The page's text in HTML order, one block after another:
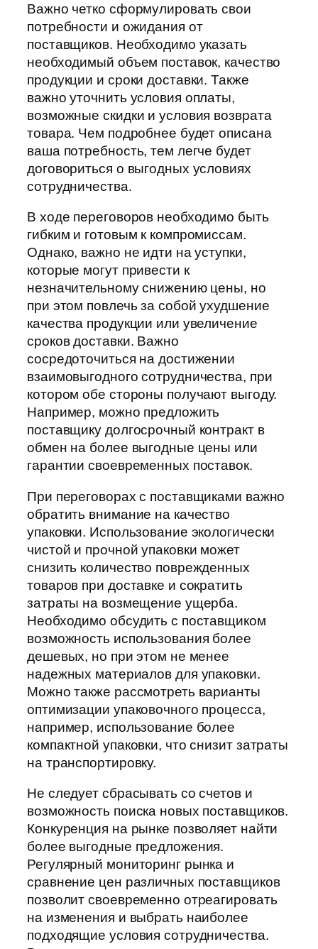
Важно четко сформулировать свои
потребности и ожидания от
поставщиков. Необходимо указать
необходимый объем поставок, качество
продукции и сроки доставки. Также
важно уточнить условия оплаты,
возможные скидки и условия возврата
товара. Чем подробнее будет описана
ваша потребность, тем легче будет
договориться о выгодных условиях
сотрудничества.
В ходе переговоров необходимо быть
гибким и готовым к компромиссам.
Однако, важно не идти на уступки,
которые могут привести к
незначительному снижению цены, но
при этом повлечь за собой ухудшение
качества продукции или увеличение
сроков доставки. Важно
сосредоточиться на достижении
взаимовыгодного сотрудничества, при
котором обе стороны получают выгоду.
Например, можно предложить
поставщику долгосрочный контракт в
обмен на более выгодные цены или
гарантии своевременных поставок.
При переговорах с поставщиками важно
обратить внимание на качество
упаковки. Использование экологически
чистой и прочной упаковки может
снизить количество поврежденных
товаров при доставке и сократить
затраты на возмещение ущерба.
Необходимо обсудить с поставщиком
возможность использования более
дешевых, но при этом не менее
надежных материалов для упаковки.
Можно также рассмотреть варианты
оптимизации упаковочного процесса,
например, использование более
компактной упаковки, что снизит затраты
на транспортировку.
Не следует сбрасывать со счетов и
возможность поиска новых поставщиков.
Конкуренция на рынке позволяет найти
более выгодные предложения.
Регулярный мониторинг рынка и
сравнение цен различных поставщиков
позволит своевременно отреагировать
на изменения и выбрать наиболее
подходящие условия сотрудничества.